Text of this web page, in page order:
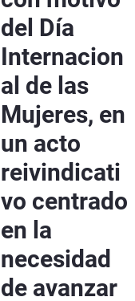
del Día
Internacion
al de las
Mujeres, en
un acto
reivindicati
vo centrado
en la
necesidad
de avanzar